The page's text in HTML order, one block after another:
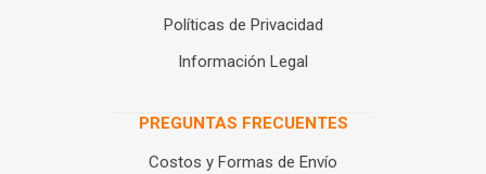
Políticas de Privacidad
Información Legal
PREGUNTAS FRECUENTES
Costos y Formas de Envío